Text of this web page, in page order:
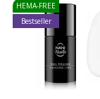
HEMA-FREE
Bestseller